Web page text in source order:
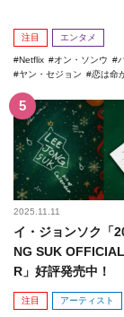
注目 エンタメ
Netflix オン・ソンウ
ヤン・セジョン
恋は命
2025.11.11
イ・ジョンソク「
NG SUK
R」好評発売中！
注目 アーティスト